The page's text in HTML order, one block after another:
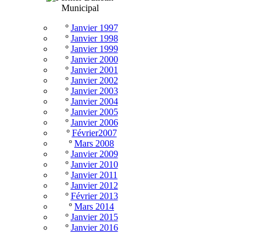
Municipal
º Janvier 1997
º Janvier 1998
º Janvier 1999
º Janvier 2000
º Janvier 2001
º Janvier 2002
º Janvier 2003
º Janvier 2004
º Janvier 2005
º Janvier 2006
º Février2007
º Mars 2008
º Janvier 2009
º Janvier 2010
º Janvier 2011
º Janvier 2012
º Février 2013
º Mars 2014
º Janvier 2015
º Janvier 2016